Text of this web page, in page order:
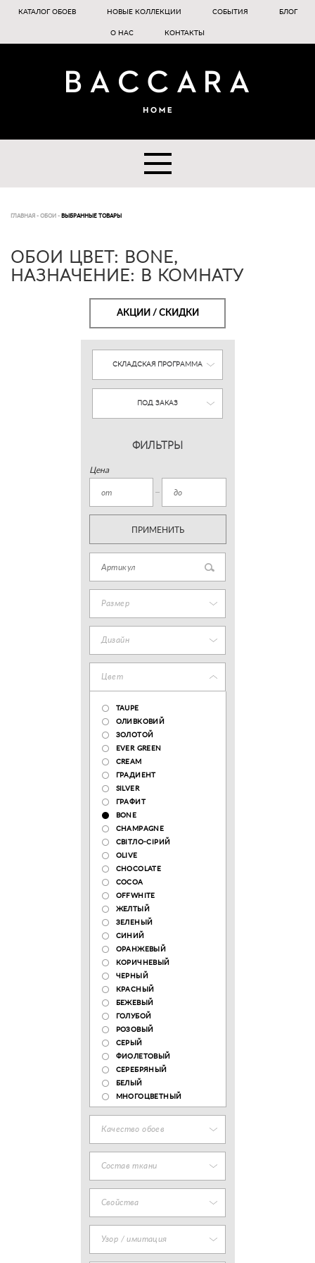
КАТАЛОГ ОБОЕВ НОВЫЕ КОЛЛЕКЦИИ СОБЫТИЯ БЛОГ
О НАС КОНТАКТЫ
ГЛАВНАЯ - ОБОИ - ВЫБРАННЫЕ ТОВАРЫ
ОБОИ ЦВЕТ: BONE,
НАЗНАЧЕНИЕ: В КОМНАТУ
АКЦИИ / СКИДКИ
СКЛАДСКАЯ ПРОГРАММА
ПОД ЗАКАЗ
ФИЛЬТРЫ
Цена
ПРИМЕНИТЬ
Размер
Дизайн
Цвет
TAUPE
ОЛИВКОВИЙ
ЗОЛОТОЙ
EVER GREEN
CREAM
ГРАДИЕНТ
SILVER
ГРАФИТ
BONE
CHAMPAGNE
СВІТЛО-СІРИЙ
OLIVE
CHOCOLATE
COCOA
OFFWHITE
ЖЕЛТЫЙ
ЗЕЛЕНЫЙ
СИНИЙ
ОРАНЖЕВЫЙ
КОРИЧНЕВЫЙ
ЧЕРНЫЙ
КРАСНЫЙ
БЕЖЕВЫЙ
ГОЛУБОЙ
РОЗОВЫЙ
СЕРЫЙ
ФИОЛЕТОВЫЙ
СЕРЕБРЯНЫЙ
БЕЛЫЙ
МНОГОЦВЕТНЫЙ
Качество обоев
Состав ткани
Свойства
Узор / имитация